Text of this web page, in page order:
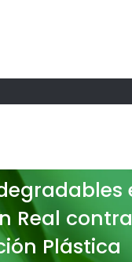
Real
Plástica